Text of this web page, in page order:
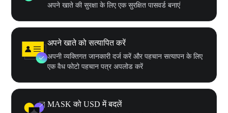
अपने खाते की सुरक्षा के लिए एक सुरक्षित पासवर्ड बनाएं
अपने खाते को सत्यापित करें
अपनी व्यक्तिगत जानकारी दर्ज करें और पहचान सत्यापन के लिए
एक वैध फोटो पहचान पत्र अपलोड करें
MASK को USD में बदलें